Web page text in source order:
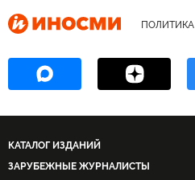
ПОЛИТИКА
КАТАЛОГ ИЗДАНИЙ
ЗАРУБЕЖНЫЕ ЖУРНАЛИСТЫ